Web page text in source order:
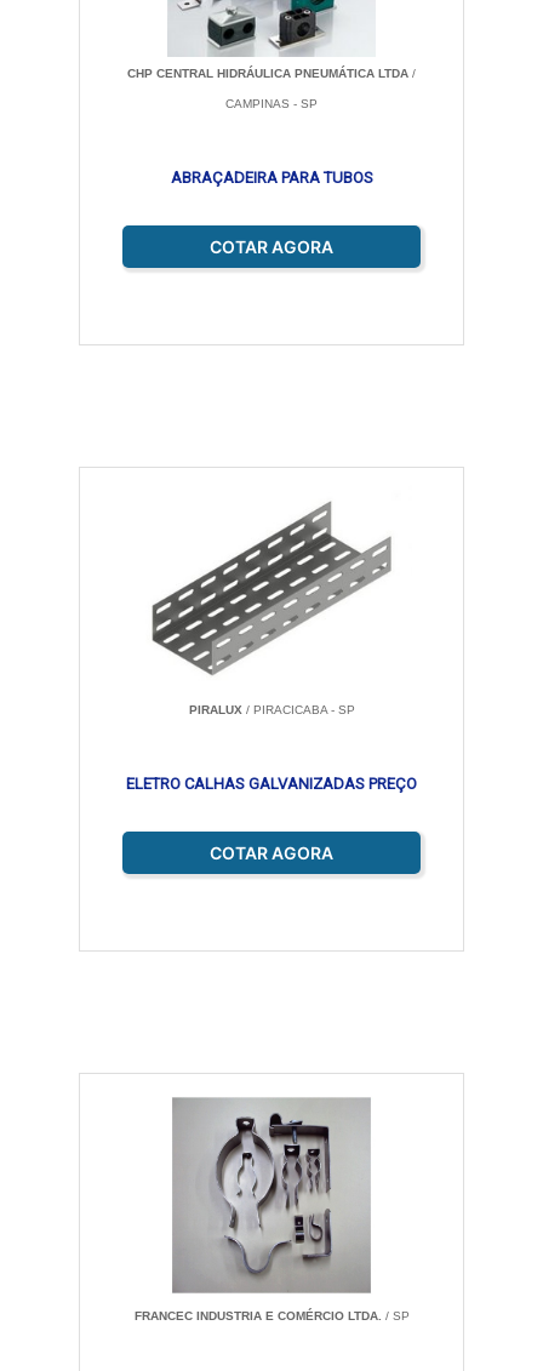
CHP CENTRAL HIDRÁULICA PNEUMÁTICA LTDA /
CAMPINAS - SP
ABRAÇADEIRA PARA TUBOS
COTAR AGORA
PIRALUX / PIRACICABA - SP
ELETRO CALHAS GALVANIZADAS PREÇO
COTAR AGORA
FRANCEC INDUSTRIA E COMÉRCIO LTDA. / SP